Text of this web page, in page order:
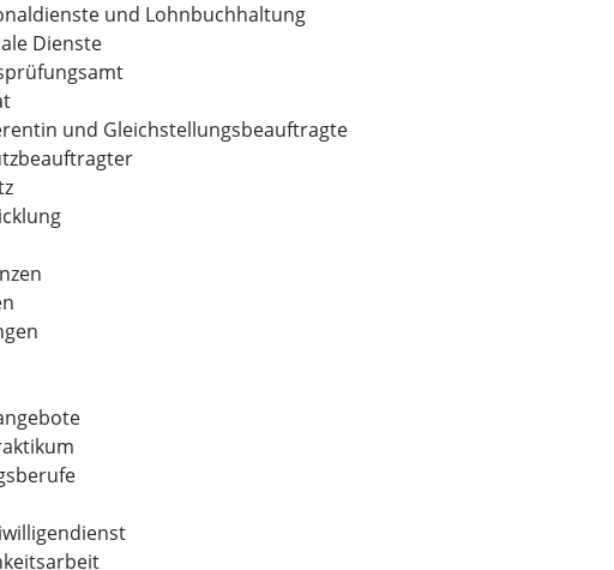
und Lohnbuchhaltung
Dienste
und Gleichstellungsbeauftragte